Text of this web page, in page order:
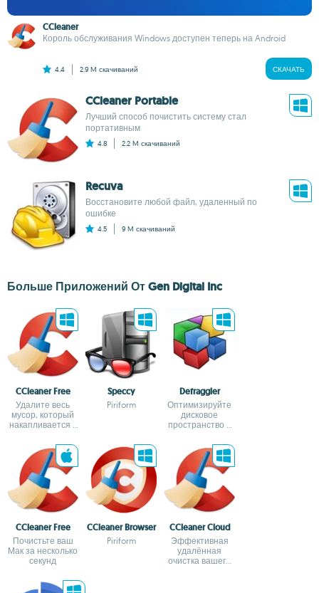
CCleaner
Король обслуживания Windows доступен теперь на Android
4.4 2.9 M скачиваний СКАЧАТЬ
CCleaner Portable
Лучший способ почистить систему стал
портативным
4.8 2.2 M скачиваний
Recuva
Восстановите любой файл, удаленный по
ошибке
4.5 9 M скачиваний
Больше Приложений От Gen Digital Inc
CCleaner Free
Удалите весь
мусор, который
накапливается в
Speccy
Piriform
Defraggler
Оптимизируйте
дисковое
пространство в
CCleaner Free
Почистьте ваш
Мак за несколько
секунд
CCleaner Browser
Piriform
CCleaner Cloud
Эффективная
удалённая
очистка вашего